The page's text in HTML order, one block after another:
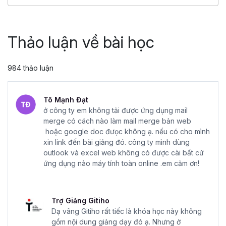
4.86
25,048
Thảo luận về bài học
984 thảo luận
Tô Mạnh Đạt
ở công ty em không tải được ứng dụng mail
merge có cách nào làm mail merge bản web
hoặc google doc đưọc không ạ. nếu có cho mình
xin link đến bài giảng đó. công ty mình dùng
outlook và excel web không có được cài bất cứ
ứng dụng nào máy tính toàn online .em cảm ơn!
Trợ Giảng Gitiho
Dạ vâng Gitiho rất tiếc là khóa học này không
gồm nội dung giảng dạy đó ạ. Nhưng ở